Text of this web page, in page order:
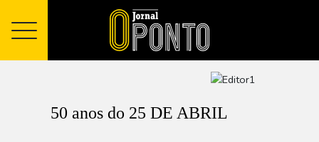
50 anos do 25 DE ABRIL